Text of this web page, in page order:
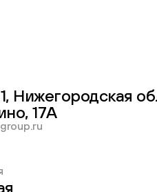
Нижегородская
17А